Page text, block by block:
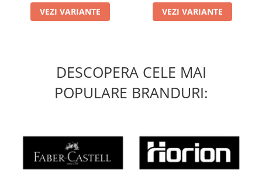
Incaltaminte de lucru si protectie
Accesorii pentru protectia capului
Casti de protectie
Masti de protectie respiratorie
Sepci, caciuli si esarfe
Pachete promotionale
VEZI VARIANTE VEZI VARIANTE
DESCOPERA CELE MAI
POPULARE BRANDURI: